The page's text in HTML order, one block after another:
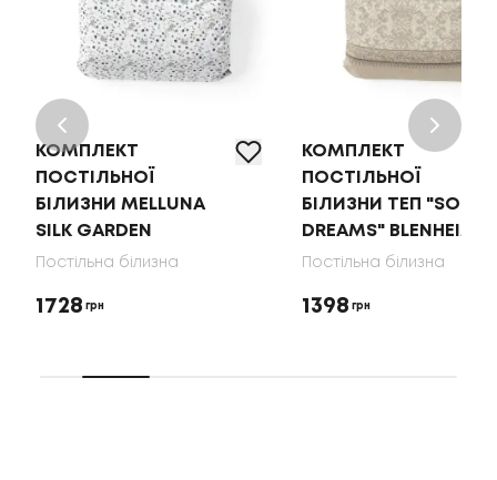
КОМПЛЕКТ
ПОСТІЛЬНОЇ
БІЛИЗНИ MELLUNA
SILK GARDEN
Постільна білизна
1728 грн
КОМПЛЕКТ
ПОСТІЛЬНОЇ
БІЛИЗНИ ТЕП "SOFT
DREAMS" BLENHEIM
Постільна білизна
1398 грн